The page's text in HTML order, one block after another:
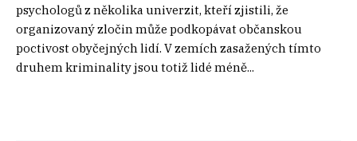
psychologů z několika univerzit, kteří zjistili, že
organizovaný zločin může podkopávat občanskou
poctivost obyčejných lidí. V zemích zasažených tímto
druhem kriminality jsou totiž lidé méně...